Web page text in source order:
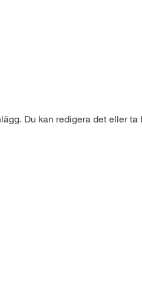
Du kan redigera det eller ta